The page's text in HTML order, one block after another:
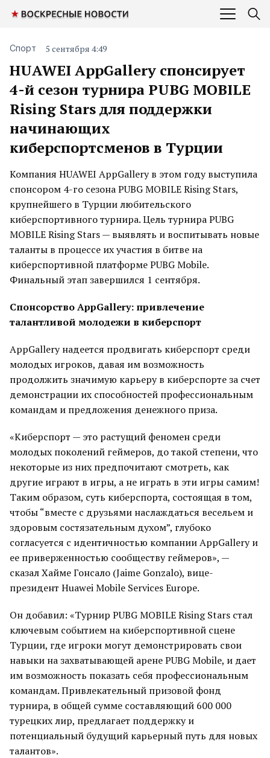
HUAWEI AppGallery спонсирует
4-й сезон турнира PUBG MOBILE
Rising Stars для поддержки
начинающих
киберспортсменов в Турции
Спорт 5 сентября 4:49
Компания HUAWEI AppGallery в этом году выступила
спонсором 4-го сезона PUBG MOBILE Rising Stars,
крупнейшего в Турции любительского
киберспортивного турнира. Цель турнира PUBG
MOBILE Rising Stars — выявлять и воспитывать новые
таланты в процессе их участия в битве на
киберспортивной платформе PUBG Mobile.
Финальный этап завершился 1 сентября.
Спонсорство AppGallery: привлечение
талантливой молодежи в киберспорт
AppGallery надеется продвигать киберспорт среди
молодых игроков, давая им возможность
продолжить значимую карьеру в киберспорте за счет
демонстрации их способностей профессиональным
командам и предложения денежного приза.
«Киберспорт — это растущий феномен среди
молодых поколений геймеров, до такой степени, что
некоторые из них предпочитают смотреть, как
другие играют в игры, а не играть в эти игры самим!
Таким образом, суть киберспорта, состоящая в том,
чтобы “вместе с друзьями наслаждаться весельем и
здоровым состязательным духом”, глубоко
согласуется с идентичностью компании AppGallery и
ее приверженностью сообществу геймеров», —
сказал Хайме Гонсало (Jaime Gonzalo), вице-
президент Huawei Mobile Services Europe.
Он добавил: «Турнир PUBG MOBILE Rising Stars стал
ключевым событием на киберспортивной сцене
Турции, где игроки могут демонстрировать свои
навыки на захватывающей арене PUBG Mobile, и дает
им возможность показать себя профессиональным
командам. Привлекательный призовой фонд
турнира, в общей сумме составляющий 600 000
турецких лир, предлагает поддержку и
потенциальный будущий карьерный путь для новых
талантов».